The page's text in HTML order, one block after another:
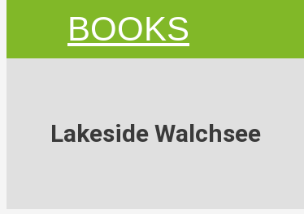
BOOKS
Lakeside Walchsee